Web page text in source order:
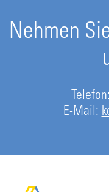
Nehmen
E-Mail: